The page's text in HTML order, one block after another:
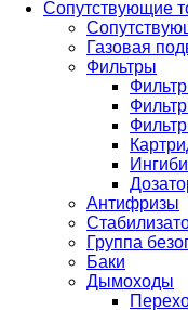
Сопутствующие
Газовая
Фильтры
Антифризы
Группа
Баки
Дымоходы